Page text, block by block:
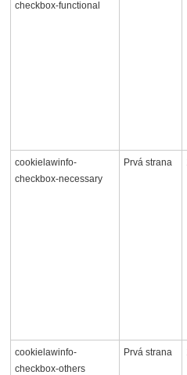
checkbox-functional
cookielawinfo-
checkbox-necessary
Prvá strana
cookielawinfo-
checkbox-others
Prvá strana